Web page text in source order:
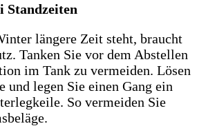
Standzeiten
längere Zeit steht, braucht
Tanken Sie vor dem Abstellen
im Tank zu vermeiden. Lösen
und legen Sie einen Gang ein
So vermeiden Sie